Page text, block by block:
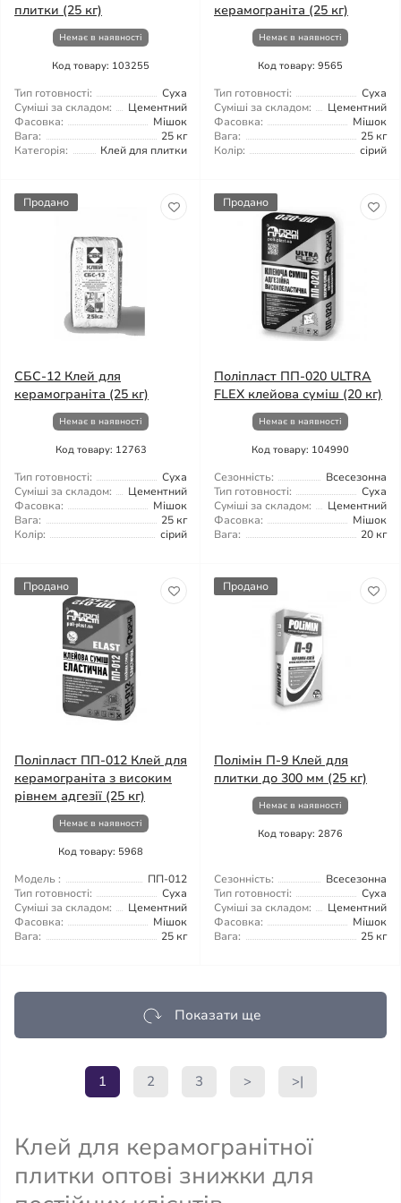
плитки (25 кг)
Немає в наявності
Код товару: 103255
Тип готовності:
Суха
Суміші за складом:
Цементний
Фасовка:
Мішок
Вага:
25 кг
Категорія:
Клей для плитки
керамограніта (25 кг)
Немає в наявності
Код товару: 9565
Тип готовності:
Суха
Суміші за складом:
Цементний
Фасовка:
Мішок
Вага:
25 кг
Колір:
сірий
Продано
СБС-12 Клей для
керамограніта (25 кг)
Немає в наявності
Код товару: 12763
Тип готовності:
Суха
Суміші за складом:
Цементний
Фасовка:
Мішок
Вага:
25 кг
Колір:
сірий
Продано
Поліпласт ПП-020 ULTRA
FLEX клейова суміш (20 кг)
Немає в наявності
Код товару: 104990
Сезонність:
Всесезонна
Тип готовності:
Суха
Суміші за складом:
Цементний
Фасовка:
Мішок
Вага:
20 кг
Продано
Поліпласт ПП-012 Клей для
керамограніта з високим
рівнем адгезії (25 кг)
Немає в наявності
Код товару: 5968
Модель :
ПП-012
Тип готовності:
Суха
Суміші за складом:
Цементний
Фасовка:
Мішок
Вага:
25 кг
Продано
Полімін П-9 Клей для
плитки до 300 мм (25 кг)
Немає в наявності
Код товару: 2876
Сезонність:
Всесезонна
Тип готовності:
Суха
Суміші за складом:
Цементний
Фасовка:
Мішок
Вага:
25 кг
Показати ще
1 2 3 > >|
Клей для керамогранітної
плитки оптові знижки для